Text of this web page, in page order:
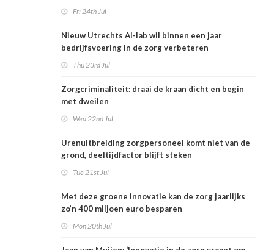
Fri 24th Jul
Nieuw Utrechts AI-lab wil binnen een jaar
bedrijfsvoering in de zorg verbeteren
Thu 23rd Jul
Zorgcriminaliteit: draai de kraan dicht en begin
met dweilen
Wed 22nd Jul
Urenuitbreiding zorgpersoneel komt niet van de
grond, deeltijdfactor blijft steken
Tue 21st Jul
Met deze groene innovatie kan de zorg jaarlijks
zo’n 400 miljoen euro besparen
Mon 20th Jul